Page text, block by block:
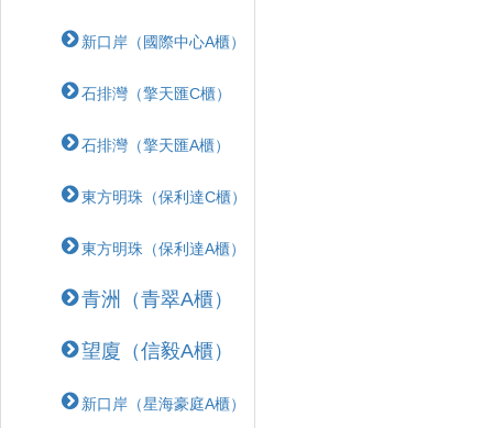
新口岸（國際中心A櫃）
石排灣（擎天匯C櫃）
石排灣（擎天匯A櫃）
東方明珠（保利達C櫃）
東方明珠（保利達A櫃）
青洲（青翠A櫃）
望廈（信毅A櫃）
新口岸（星海豪庭A櫃）